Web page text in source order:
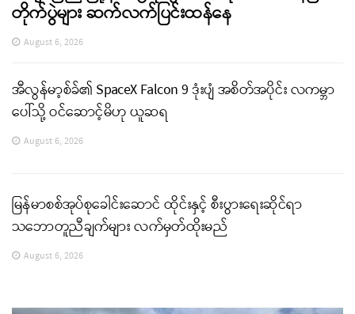
တိုက်ပွဲများ ဆက်လက်ပြင်းထန်နေ
August 6, 2026
အီလွန်မာ့စ်ခ်၏ SpaceX Falcon 9 ဒုံးပျံ အစိတ်အပိုင်း လကမ္ဘာ
ပေါ်သို့ ဝင်ဆောင့်မိဟု ယူဆရ
August 6, 2026
မြန်မာစစ်အုပ်စုခေါင်းဆောင် ထိုင်းနှင့် စီးပွားရေးဆိုင်ရာ
သဘောတူညီချက်များ လက်မှတ်ထိုးမည်
August 6, 2026